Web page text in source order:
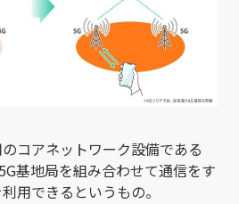
コアネットワーク設備である
基地局を組み合わせて通信をす
用できるというもの。